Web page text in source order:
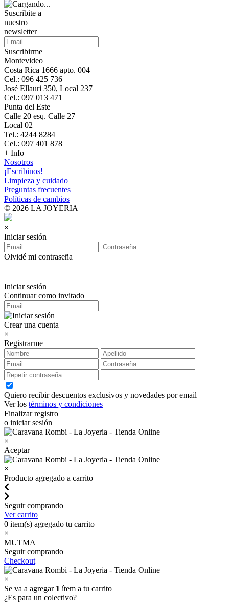
Suscribite a
nuestro
newsletter
Suscribirme
Montevideo
Costa Rica 1666 apto. 004
Cel.: 096 425 736
José Ellauri 350, Local 237
Cel.: 097 013 471
Punta del Este
Calle 20 esq. Calle 27
Local 02
Tel.: 4244 8284
Cel.: 097 401 878
+ Info
Nosotros
¡Escribinos!
Limpieza y cuidado
Preguntas frecuentes
Políticas de cambios
© 2026 LA JOYERIA
×
Iniciar sesión
Olvidé mi contraseña
Iniciar sesión
Continuar como invitado
Crear una cuenta
×
Registrarme
Quiero recibir descuentos exclusivos y novedades por email
Ver los términos y condiciones
Finalizar registro
o iniciar sesión
×
Aceptar
×
Producto agregado a carrito
Seguir comprando
Ver carrito
0 item(s) agregado tu carrito
×
MUTMA
Seguir comprando
Checkout
×
Se va a agregar 1 ítem a tu carrito
¿Es para un colectivo?